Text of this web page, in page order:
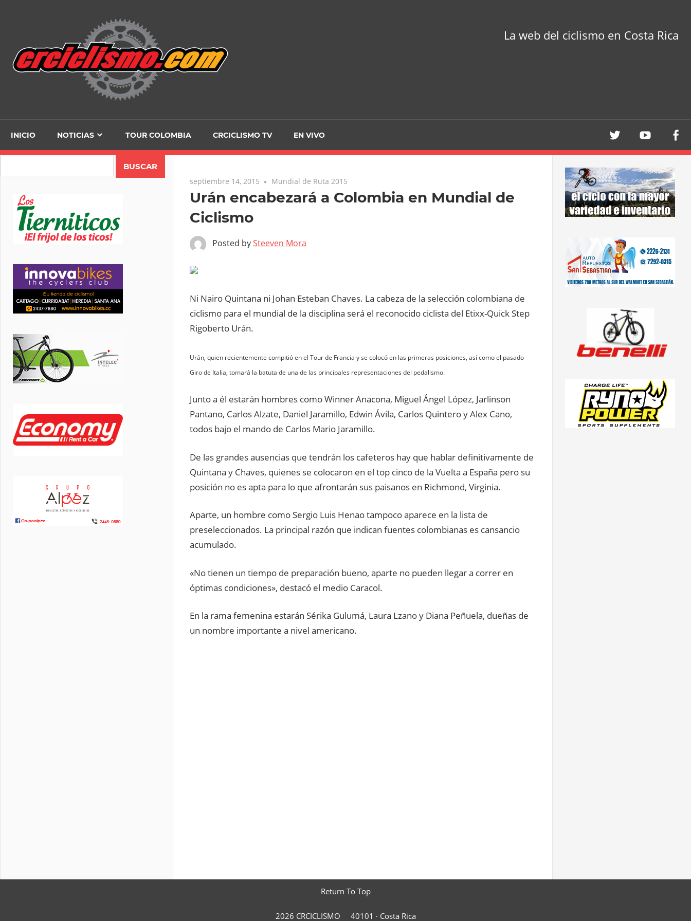
La web del ciclismo en Costa Rica
INICIO NOTICIAS TOUR COLOMBIA CRCICLISMO TV EN VIVO
septiembre 14, 2015 Mundial de Ruta 2015
Urán encabezará a Colombia en Mundial de
Ciclismo
Posted bySteeven Mora
Ni Nairo Quintana ni Johan Esteban Chaves. La cabeza de la selección colombiana de
ciclismo para el mundial de la disciplina será el reconocido ciclista del Etixx-Quick Step
Rigoberto Urán.
Urán, quien recientemente compitió en el Tour de Francia y se colocó en las primeras posiciones, así como el pasado
Giro de Italia, tomará la batuta de una de las principales representaciones del pedalismo.
Junto a él estarán hombres como Winner Anacona, Miguel Ángel López, Jarlinson
Pantano, Carlos Alzate, Daniel Jaramillo, Edwin Ávila, Carlos Quintero y Alex Cano,
todos bajo el mando de Carlos Mario Jaramillo.
De las grandes ausencias que tendrán los cafeteros hay que hablar definitivamente de
Quintana y Chaves, quienes se colocaron en el top cinco de la Vuelta a España pero su
posición no es apta para lo que afrontarán sus paisanos en Richmond, Virginia.
Aparte, un hombre como Sergio Luis Henao tampoco aparece en la lista de
preseleccionados. La principal razón que indican fuentes colombianas es cansancio
acumulado.
«No tienen un tiempo de preparación bueno, aparte no pueden llegar a correr en
óptimas condiciones», destacó el medio Caracol.
En la rama femenina estarán Sérika Gulumá, Laura Lzano y Diana Peñuela, dueñas de
un nombre importante a nivel americano.
Return To Top
2026 CRCICLISMO 40101 · Costa Rica